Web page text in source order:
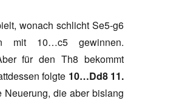
wonach schlicht Se5-g6
mit 10…c5 gewinnen.
für den Th8 bekommt
folgte 10…Dd8 11.
Neuerung, die aber bislang